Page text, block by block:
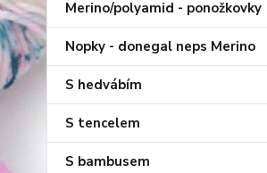
Merino/polyamid - ponožkovky
Nopky - donegal neps Merino
S hedvábím
S tencelem
S bambusem